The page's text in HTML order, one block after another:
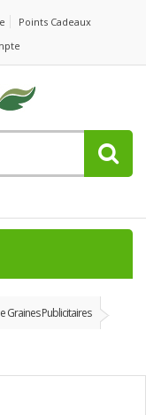
Points Cadeaux
Graines Publicitaires